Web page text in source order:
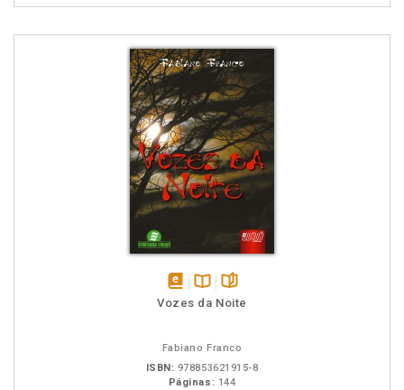
disponível
Disponível
páginas
Vozes da Noite
Fabiano Franco
ISBN: 978853621915-8
Páginas: 144